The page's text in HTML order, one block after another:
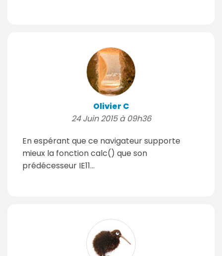
Olivier C
24 Juin 2015 à 09h36
En espérant que ce navigateur supporte
mieux la fonction calc() que son
prédécesseur IE11...